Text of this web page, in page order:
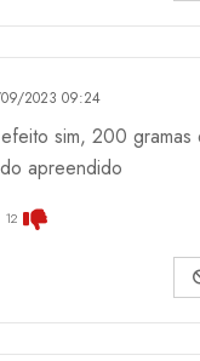
2023 09:24
sim, 200 gramas
apreendido
12